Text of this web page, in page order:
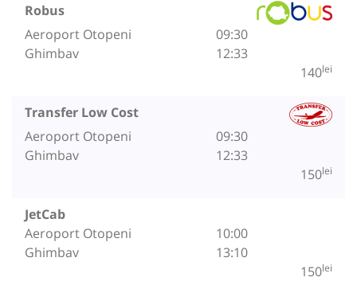
Robus
Aeroport Otopeni
Ghimbav
09:30
12:33
140lei
Transfer Low Cost
Aeroport Otopeni
Ghimbav
09:30
12:33
150lei
JetCab
Aeroport Otopeni
Ghimbav
10:00
13:10
150lei